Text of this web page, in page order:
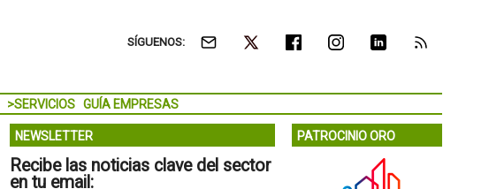
SÍGUENOS:
>SERVICIOS GUÍA EMPRESAS
NEWSLETTER
Recibe las noticias clave del sector
en tu email:
PATROCINIO ORO